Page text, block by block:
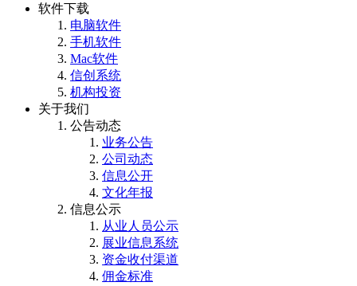
软件下载
电脑软件
手机软件
Mac软件
信创系统
机构投资
关于我们
公告动态
业务公告
公司动态
信息公开
文化年报
信息公示
从业人员公示
展业信息系统
资金收付渠道
佣金标准